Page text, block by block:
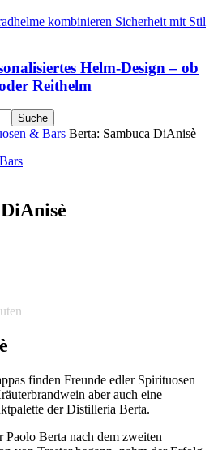
Helm-Design – ob
Reithelm
& Bars Berta: Sambuca DiAnisè
finden Freunde edler Spirituosen
aber auch eine
der Distilleria Berta.
Paolo Berta nach dem zweiten